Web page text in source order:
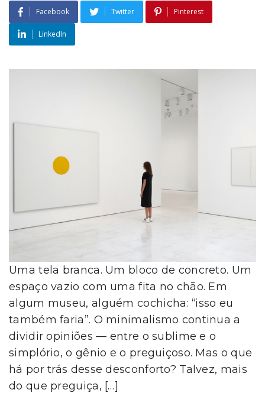
Facebook Twitter Pinterest
LinkedIn
Uma tela branca. Um bloco de concreto. Um
espaço vazio com uma fita no chão. Em
algum museu, alguém cochicha: “isso eu
também faria”. O minimalismo continua a
dividir opiniões — entre o sublime e o
simplório, o gênio e o preguiçoso. Mas o que
há por trás desse desconforto? Talvez, mais
do que preguiça, […]